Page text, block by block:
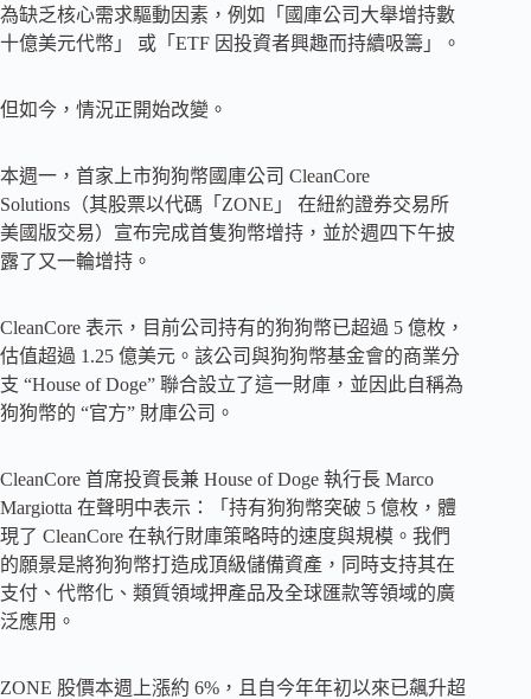
為缺乏核心需求驅動因素，例如「國庫公司大舉增持數
十億美元代幣」 或「ETF 因投資者興趣而持續吸籌」。
但如今，情況正開始改變。
本週一，首家上市狗狗幣國庫公司 CleanCore
Solutions（其股票以代碼「ZONE」 在紐約證券交易所
美國版交易）宣布完成首隻狗幣增持，並於週四下午披
露了又一輪增持。
CleanCore 表示，目前公司持有的狗狗幣已超過 5 億枚，
估值超過 1.25 億美元。該公司與狗狗幣基金會的商業分
支 “House of Doge” 聯合設立了這一財庫，並因此自稱為
狗狗幣的 “官方” 財庫公司。
CleanCore 首席投資長兼 House of Doge 執行長 Marco
Margiotta 在聲明中表示：「持有狗狗幣突破 5 億枚，體
現了 CleanCore 在執行財庫策略時的速度與規模。我們
的願景是將狗狗幣打造成頂級儲備資產，同時支持其在
支付、代幣化、類質領域押產品及全球匯款等領域的廣
泛應用。
ZONE 股價本週上漲約 6%，且自今年年初以來已飆升超